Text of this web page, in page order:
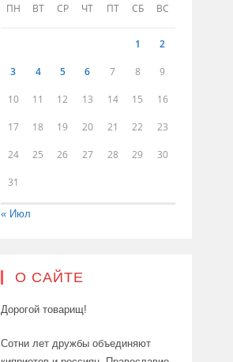
ПН ВТ СР ЧТ ПТ СБ ВС
1 2
3 4 5 6 7 8 9
10 11 12 13 14 15 16
17 18 19 20 21 22 23
24 25 26 27 28 29 30
31
« Июл
О САЙТЕ
Дорогой товарищ!
Сотни лет дружбы объединяют